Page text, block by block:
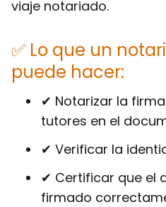
viaje notariado.
✅ Lo que un
puede hacer:
✔ Notarizar la
tutores en el
✔ Verificar la
✔ Certificar que el
firmado